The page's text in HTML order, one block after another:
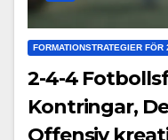
FORMATIONSTRATEGIER
2-4-4
Kontringar,
Offensiv